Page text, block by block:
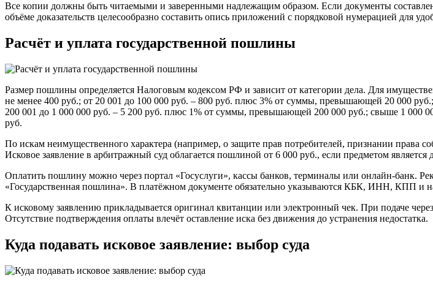
Все копии должны быть читаемыми и заверенными надлежащим образом. Если документы
объёме доказательств целесообразно составить опись приложений с порядковой нумерацией для
Расчёт и уплата государственной пошлины
Размер пошлины определяется Налоговым кодексом РФ и зависит от категории дела. Для
не менее 400 руб.; от 20 001 до 100 000 руб. – 800 руб. плюс 3% от суммы, превышающей 20 000
200 001 до 1 000 000 руб. – 5 200 руб. плюс 1% от суммы, превышающей 200 000 руб.; свыше 1 000
руб.
По искам неимущественного характера (например, о защите прав потребителей, признании права
Исковое заявление в арбитражный суд облагается пошлиной от 6 000 руб., если предметом является
Оплатить пошлину можно через портал «Госуслуги», кассы банков, терминалы или онлайн-банк.
«Государственная пошлина». В платёжном документе обязательно указываются КБК, ИНН, КПП и
К исковому заявлению прикладывается оригинал квитанции или электронный чек. При подаче
Отсутствие подтверждения оплаты влечёт оставление иска без движения до устранения недостатка.
Куда подавать исковое заявление: выбор суда